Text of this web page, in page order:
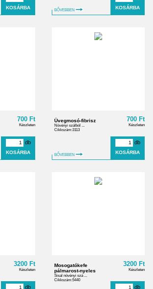
BŐVEBBEN
700 Ft
Készleten
db
Üvegmosó-fibrisz
Növényi szálból ...
Cikkszám:3113
BŐVEBBEN
700 Ft
Készleten
db
3200 Ft
Készleten
db
Mosogatókefe
pálmarost-nyeles
Sisal növényi szá ...
Cikkszám:5440
3200 Ft
Készleten
db